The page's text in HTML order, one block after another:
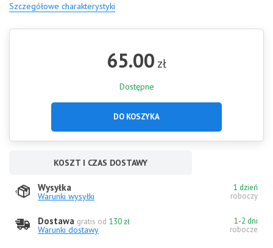
Szczegółowe charakterystyki
65.00 zł
Dostępne
DO KOSZYKA
KOSZT I CZAS DOSTAWY
Wysyłka
Warunki wysyłki
1 dzień
roboczy
Dostawa gratis od 130 zł
Warunki dostawy
1-2 dni
robocze